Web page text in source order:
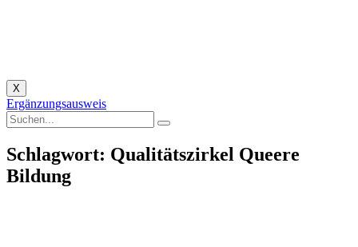
X
Ergänzungsausweis
Schlagwort: Qualitätszirkel Queere
Bildung